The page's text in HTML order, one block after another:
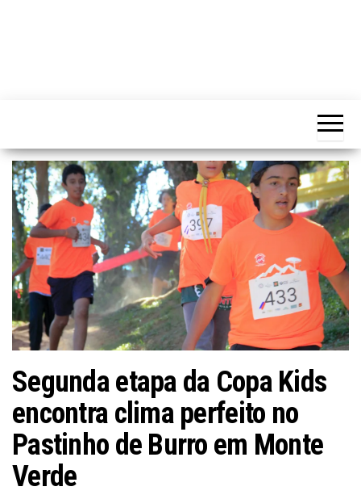
Segunda etapa da Copa Kids
encontra clima perfeito no
Pastinho de Burro em Monte
Verde